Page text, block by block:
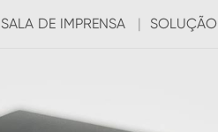
SALA DE IMPRENSA | SOLUÇÃO